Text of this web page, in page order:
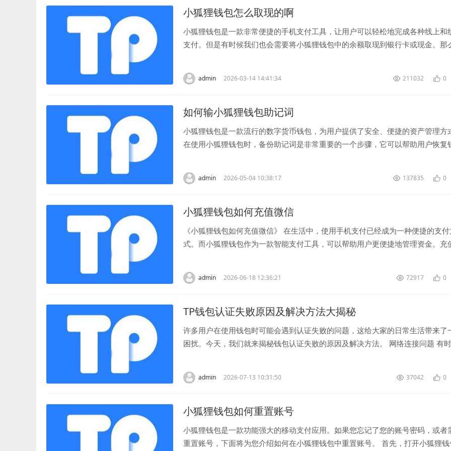
小狐狸钱包怎么取现的啊
小狐狸钱包是一款非常便捷的手机支付工具，让用户可以轻松地完成各种线上和
支付。但是有时候我们也会需要将小狐狸钱包中的余额取现到银行卡或现金。那
admin 2026-03-14 14:41:34 211032 0
如何输小狐狸钱包助记词
小狐狸钱包是一款流行的数字货币钱包，为用户提供了安全、便捷的资产管理方
在使用小狐狸钱包时，备份助记词是非常重要的一个步骤，它可以帮助用户恢复
admin 2026-05-04 10:38:17 137835 0
小狐狸钱包如何充值微信
《小狐狸钱包如何充值微信》 在生活中，使用手机支付已经成为一种便捷的支
式。而小狐狸钱包作为一款智能支付工具，可以帮助用户更便捷地管理资金。充
admin 2026-06-18 12:36:21 72917 0
TP钱包认证失败原因及解决方法大揭秘
许多用户在使用钱包时可能会遇到认证失败的问题，这给大家的日常生活带来了
困扰。今天，我们就来揭秘钱包认证失败的原因及解决方法。 网络连接问题 有时
admin 2026-07-13 10:31:50 37042 0
小狐狸钱包如何重置账号
小狐狸钱包是一款功能强大的移动支付应用。如果您忘记了您的账号密码，或者
重置账号，下面将为您介绍如何在小狐狸钱包中重置账号。 首先，打开小狐狸